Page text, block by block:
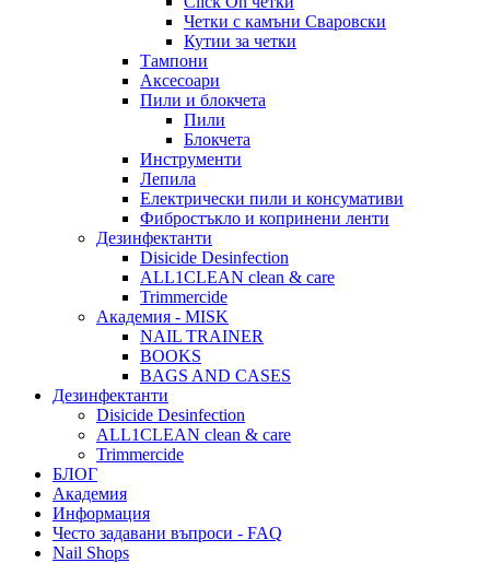
Четки с камъни Сваровски
Кутии за четки
Тампони
Аксесоари
Пили и блокчета
Пили
Блокчета
Инструменти
Лепила
Електрически пили и консумативи
Фибростъкло и копринени ленти
Дезинфектанти
Disicide Desinfection
ALL1CLEAN clean & care
Trimmercide
Академия - MISK
NAIL TRAINER
BOOKS
BAGS AND CASES
Дезинфектанти
Disicide Desinfection
ALL1CLEAN clean & care
Trimmercide
БЛОГ
Академия
Информация
Често задавани въпроси - FAQ
Nail Shops